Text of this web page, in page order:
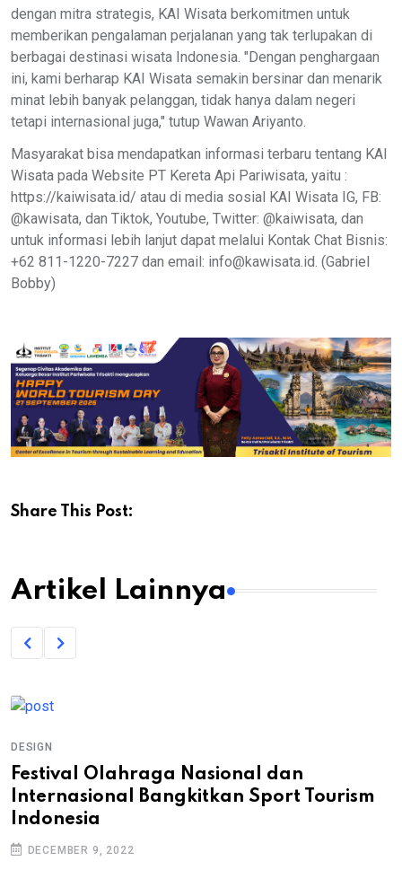
dengan mitra strategis, KAI Wisata berkomitmen untuk
memberikan pengalaman perjalanan yang tak terlupakan di
berbagai destinasi wisata Indonesia. "Dengan penghargaan
ini, kami berharap KAI Wisata semakin bersinar dan menarik
minat lebih banyak pelanggan, tidak hanya dalam negeri
tetapi internasional juga," tutup Wawan Ariyanto.
Masyarakat bisa mendapatkan informasi terbaru tentang KAI
Wisata pada Website PT Kereta Api Pariwisata, yaitu :
https://kaiwisata.id/ atau di media sosial KAI Wisata IG, FB:
@kawisata, dan Tiktok, Youtube, Twitter: @kaiwisata, dan
untuk informasi lebih lanjut dapat melalui Kontak Chat Bisnis:
+62 811-1220-7227 dan email: info@kawisata.id. (Gabriel
Bobby)
Share This Post:
Artikel Lainnya
DESIGN
Festival Olahraga Nasional dan
Internasional Bangkitkan Sport Tourism
Indonesia
DECEMBER 9, 2022